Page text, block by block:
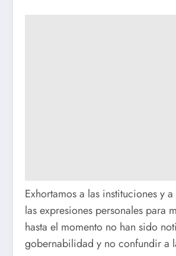
Exhortamos a las instituciones y
las expresiones personales para
hasta el momento no han sido
gobernabilidad y no confundir a